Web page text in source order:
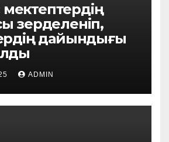
мектептердің
зерделеніп,
дайындығы
ADMIN